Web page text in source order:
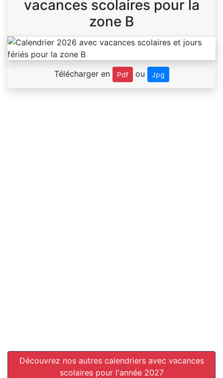
vacances scolaires pour la
zone B
Télécharger en Pdf ou Jpg
Découvrez nos autres calendriers avec vacances
scolaires pour l'année 2027